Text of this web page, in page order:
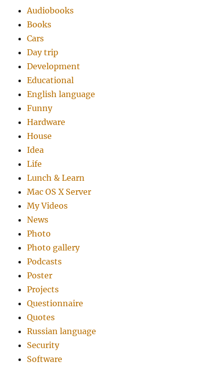
Audiobooks
Books
Cars
Day trip
Development
Educational
English language
Funny
Hardware
House
Idea
Life
Lunch & Learn
Mac OS X Server
My Videos
News
Photo
Photo gallery
Podcasts
Poster
Projects
Questionnaire
Quotes
Russian language
Security
Software